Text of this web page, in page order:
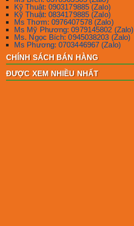
Kỹ Thuật: 0903179885 (Zalo)
Kỹ Thuật: 0834179885 (Zalo)
Ms Thơm: 0976407578 (Zalo)
Ms Mỹ Phương: 0979145802 (Zalo)
Ms. Ngọc Bích: 0945038203 (Zalo)
Ms Phương: 0703446967 (Zalo)
CHÍNH SÁCH BÁN HÀNG
ĐƯỢC XEM NHIỀU NHẤT